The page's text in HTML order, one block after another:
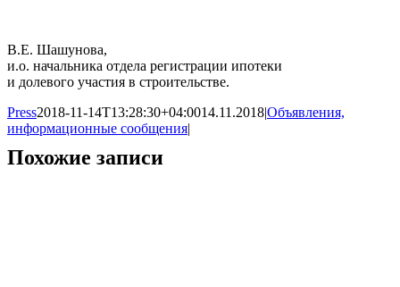
В.Е. Шашунова,
и.о. начальника отдела регистрации ипотеки
и долевого участия в строительстве.
Press2018-11-14T13:28:30+04:0014.11.2018|Объявления,
информационные сообщения|
Похожие записи